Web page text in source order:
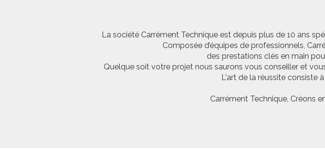
La société Carrément Technique est depuis plus de 10 ans
Composée d’équipes de professionnels,
des prestations clés en main
Quelque soit votre projet nous saurons vous conseiller et
L'art de la réussite consiste
Carrément Technique, Créons